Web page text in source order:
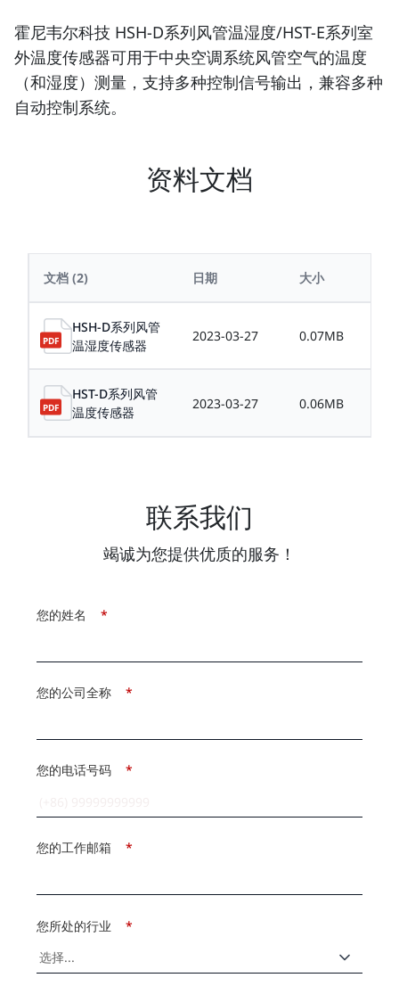
霍尼韦尔科技 HSH-D系列风管温湿度/HST-E系列室
外温度传感器可用于中央空调系统风管空气的温度
（和湿度）测量，支持多种控制信号输出，兼容多种
自动控制系统。
资料文档
文档 (2) 日期 大小
HSH-D系列风管
温湿度传感器
2023-03-27 0.07MB
HST-D系列风管
温度传感器
2023-03-27 0.06MB
联系我们
竭诚为您提供优质的服务！
*
您的姓名
*
您的公司全称
*
您的电话号码
*
您的工作邮箱
*
您所处的行业